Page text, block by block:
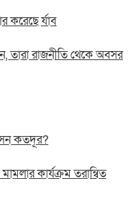
করেছে র্যাব
তারা রাজনীতি থেকে অবসর
কতদূর?
কার্যক্রম তরান্বিত